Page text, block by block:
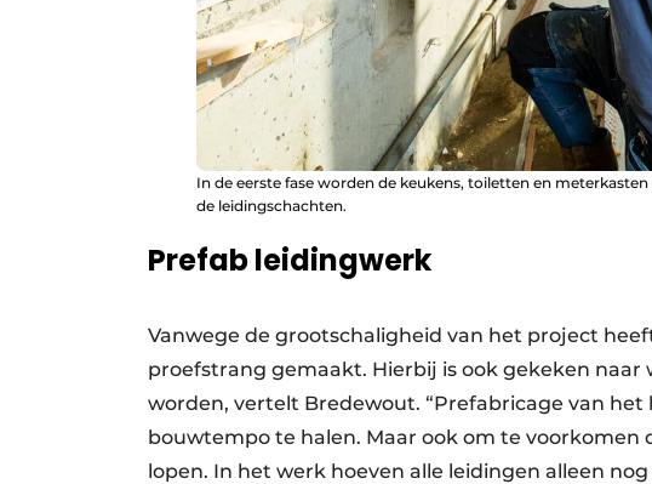
In de eerste fase worden de keukens, toiletten en
de leidingschachten.
Prefab leidingwerk
Vanwege de grootschaligheid van het project
proefstrang gemaakt. Hierbij is ook gekeken
worden, vertelt Bredewout. “Prefabricage van
bouwtempo te halen. Maar ook om te voorkomen
lopen. In het werk hoeven alle leidingen alleen